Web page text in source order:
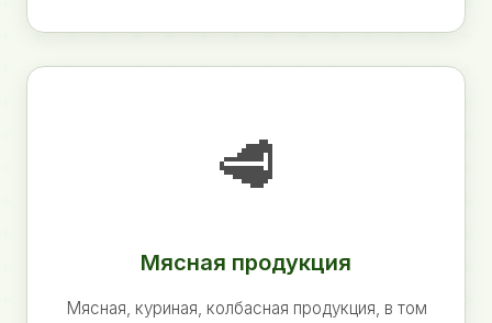
🥩
Мясная продукция
Мясная, куриная, колбасная продукция, в том